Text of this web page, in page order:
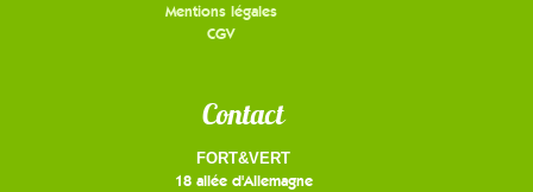
Mentions légales
CGV
Contact
FORT&VERT
18 allée d'Allemagne